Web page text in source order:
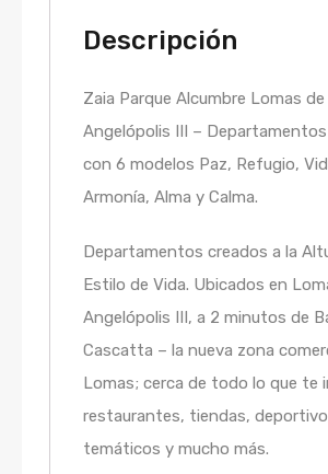
Descripción
Zaia Parque Alcumbre Lomas de
Angelópolis III –
con 6 modelos Paz, Refugio,
Armonía, Alma y Calma.
Departamentos creados a la
Estilo de Vida. Ubicados en
Angelópolis III, a 2 minutos de
Cascatta – la nueva zona
Lomas; cerca de todo lo que te
restaurantes, tiendas,
temáticos y mucho más.